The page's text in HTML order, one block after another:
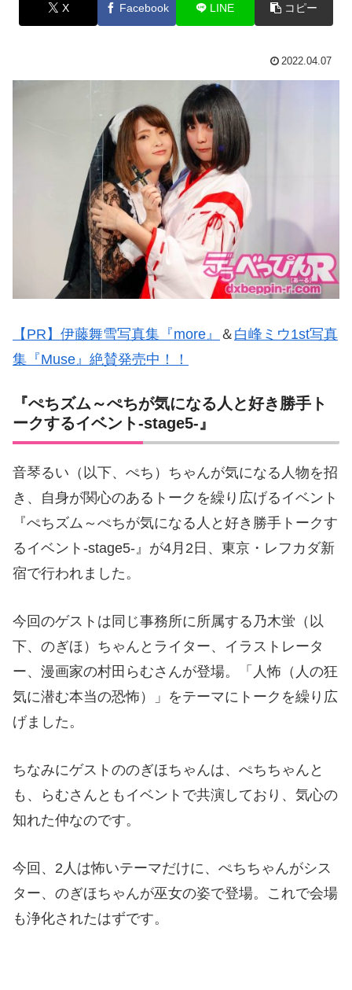
X Facebook LINE コピー
2022.04.07
【PR】伊藤舞雪写真集『more』 ＆ 白峰ミウ1st写真
集『Muse』絶賛発売中！！
『ぺちズム～ぺちが気になる人と好き勝手ト
ークするイベント-stage5-』
音琴るい（以下、ぺち）ちゃんが気になる人物を招
き、自身が関心のあるトークを繰り広げるイベント
『ぺちズム～ぺちが気になる人と好き勝手トークす
るイベント-stage5-』が4月2日、東京・レフカダ新
宿で行われました。
今回のゲストは同じ事務所に所属する乃木蛍（以
下、のぎほ）ちゃんとライター、イラストレータ
ー、漫画家の村田らむさんが登場。「人怖（人の狂
気に潜む本当の恐怖）」をテーマにトークを繰り広
げました。
ちなみにゲストののぎほちゃんは、ぺちちゃんと
も、らむさんともイベントで共演しており、気心の
知れた仲なのです。
今回、2人は怖いテーマだけに、ぺちちゃんがシス
ター、のぎほちゃんが巫女の姿で登場。これで会場
も浄化されたはずです。